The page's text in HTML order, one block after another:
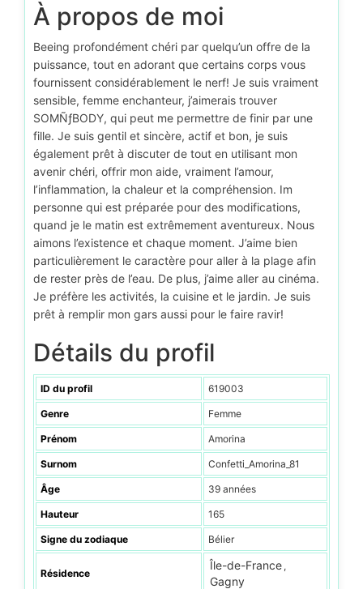
À propos de moi
Beeing profondément chéri par quelqu’un offre de la
puissance, tout en adorant que certains corps vous
fournissent considérablement le nerf! Je suis vraiment
sensible, femme enchanteur, j’aimerais trouver
SOMÑƒBODY, qui peut me permettre de finir par une
fille. Je suis gentil et sincère, actif et bon, je suis
également prêt à discuter de tout en utilisant mon
avenir chéri, offrir mon aide, vraiment l’amour,
l’inflammation, la chaleur et la compréhension. Im
personne qui est préparée pour des modifications,
quand je le matin est extrêmement aventureux. Nous
aimons l’existence et chaque moment. J’aime bien
particulièrement le caractère pour aller à la plage afin
de rester près de l’eau. De plus, j’aime aller au cinéma.
Je préfère les activités, la cuisine et le jardin. Je suis
prêt à remplir mon gars aussi pour le faire ravir!
Détails du profil
ID du profil 619003
Genre Femme
Prénom Amorina
Surnom Confetti_Amorina_81
Âge 39 années
Hauteur 165
Signe du zodiaque Bélier
Résidence
Île-de-France ,
Gagny